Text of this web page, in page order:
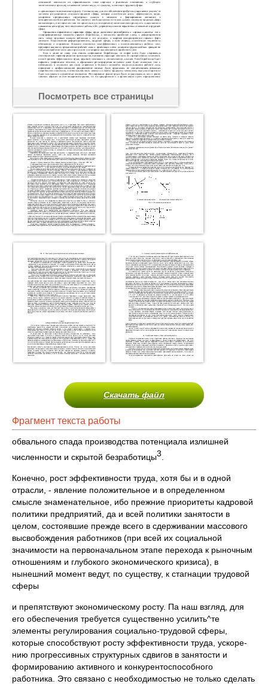
Посмотреть все страницы
Скачать файл
Фрагмент текста работы
обвального спада производства потенциала излишней
численности и скрытой безработицы3
Конечно, рост эффективности труда, хотя бы и в одной
отрасли, - явле­ние положительное и в определенном
смысле знаменательное, ибо прежние приоритеты кадровой
политики предприятий, да и всей политики занятости в
целом, состоявшие прежде всего в сдерживании массового
высвобожде­ния работников (при всей их социальной
значимости на первоначальном этапе перехода к рыночным
отношениям и глубокого экономического кри­зиса), в
нынешний момент ведут, по существу, к стагнации трудовой
сферы
и препятствуют экономическому росту. Па наш взгляд, для
его обеспечения требуется существенно усилить^те
элементы регулирования социально-тру­довой сферы,
которые способствуют росту эффективности труда, ускоре­
нию прогрессивных структурных сдвигов в занятости и
формированию ак­тивного и конкурентоспособного
работника. Это связано с необходимостью не только сделать